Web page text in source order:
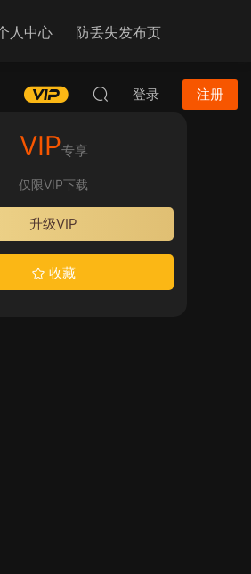
人中心 防丢失发布页
登录 注册
VIP专享
仅限VIP下载
升级VIP
收藏